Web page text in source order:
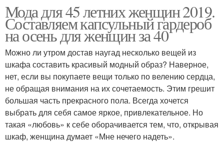
Мода для 45 летних женщин 2019.
Составляем капсульный гардероб
на осень для женщин за 40
Можно ли утром достав наугад несколько вещей из
шкафа составить красивый модный образ? Наверное,
нет, если вы покупаете вещи только по велению сердца,
не обращая внимания на их сочетаемость. Этим грешит
большая часть прекрасного пола. Всегда хочется
выбрать для себя самое яркое, привлекательное. Но
такая «любовь» к себе оборачивается тем, что, открывая
шкаф, женщина думает «Мне нечего надеть».